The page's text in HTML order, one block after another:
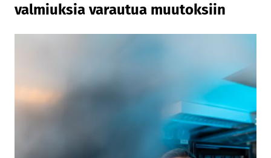
valmiuksia varautua muutoksiin